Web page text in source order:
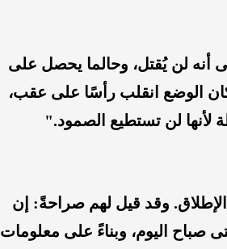
أنه لن يُقتل، وحالما يحصل على
الوضع انقلب رأسًا على عقب،
لن تستطيع الصمود."
وقد قيل لهم صراحةً: إن
صباح اليوم، وبناءً على معلومات